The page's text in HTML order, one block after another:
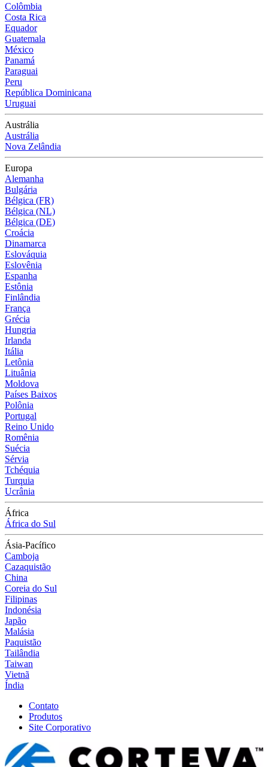
Colômbia
Costa Rica
Equador
Guatemala
México
Panamá
Paraguai
Peru
República Dominicana
Uruguai
Austrália
Austrália
Nova Zelândia
Europa
Alemanha
Bulgária
Bélgica (FR)
Bélgica (NL)
Bélgica (DE)
Croácia
Dinamarca
Eslováquia
Eslovênia
Espanha
Estônia
Finlândia
França
Grécia
Hungria
Irlanda
Itália
Letônia
Lituânia
Moldova
Países Baixos
Polônia
Portugal
Reino Unido
Romênia
Suécia
Sérvia
Tchéquia
Turquia
Ucrânia
África
África do Sul
Ásia-Pacífico
Camboja
Cazaquistão
China
Coreia do Sul
Filipinas
Indonésia
Japão
Malásia
Paquistão
Tailândia
Taiwan
Vietnã
Índia
Contato
Produtos
Site Corporativo